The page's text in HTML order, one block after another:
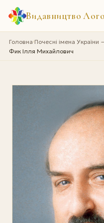
Видавництво
Головна›Почесні імена України
Фик Ілля Михайлович